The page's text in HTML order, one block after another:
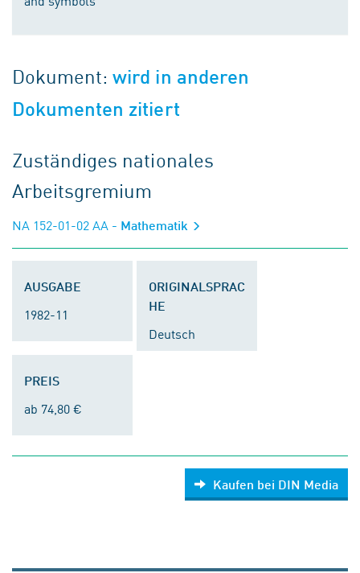
Dokument:wird in anderen
Dokumenten zitiert
Zuständiges nationales
Arbeitsgremium
NA 152-01-02 AA - Mathematik
AUSGABE
1982-11
ORIGINALSPRAC
HE
Deutsch
PREIS
ab 74,80 €
Kaufen bei DIN Media